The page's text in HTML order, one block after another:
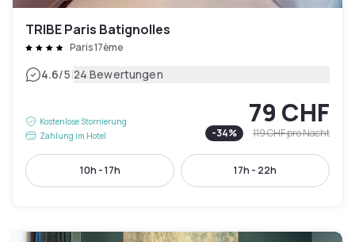
TRIBE Paris Batignolles
Paris 17ème
4.6/5|24 Bewertungen
Kostenlose Stornierung
Zahlung im Hotel
79 CHF
-34% 119 CHFpro Nacht
10h - 17h 17h - 22h